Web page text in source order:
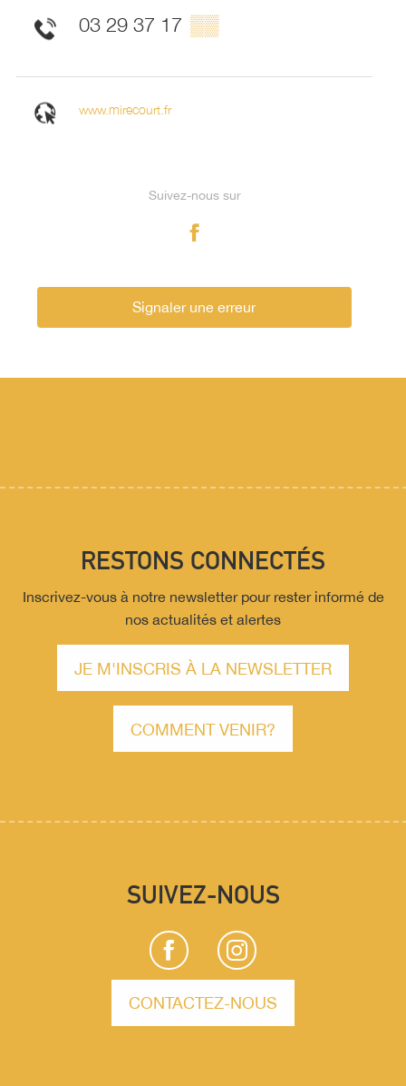
03 29 37 17 ▒▒
www.mirecourt.fr
Suivez-nous sur
Signaler une erreur
RESTONS CONNECTÉS
Inscrivez-vous à notre newsletter pour rester informé de
nos actualités et alertes
JE M'INSCRIS À LA NEWSLETTER
COMMENT VENIR?
SUIVEZ-NOUS
CONTACTEZ-NOUS